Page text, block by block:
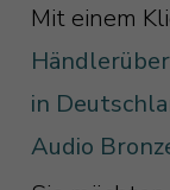
Mit einem
in
Audio